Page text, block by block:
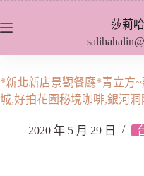
至
內
容
莎莉
*新北新店景觀餐廳*青立方
城,好拍花園秘境咖啡,銀河
2020 年 5 月 29 日